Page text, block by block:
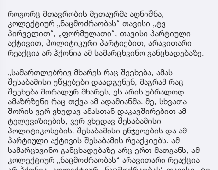
როგორც მთავრობის მეთაურმა აღნიშნა,
კოლექტიურ „ნაცმოძრაობას“ თავისი „ტვ
პირველით“, „ფორმულათი“, თავისი პარტიული
აქტივით, პოლიტიკური პარტიებით, არავითარი
რეაქცია არ ჰქონია ამ სამარცხვინო განცხადებაზე.
„სამართლებრივ მხარეს რაც შეეხება, ამას
შესაბამისი უწყებები დაადგენენ, მაგრამ რაც
შეეხება მორალურ მხარეს, ეს არის უბრალოდ
ამაზრზენი რაც თქვა ამ ადამიანმა. მე, სხვათა
შორის ვერ ვხედავ ამასთან დაკავშირებით ამ
ტელევიზიების, ვერ ვხედავ შესაბამისი
პოლიტიკოსების, შესაბამისი ენჯეოების და ამ
პარტიული აქტივის შესაბამის რეაქციებს. ამ
სამარცხვინო განცხადებაზე არც ერთ მათგანს, ამ
კოლექტიურ „ნაცმოძრაობას“ არავითარი რეაქცია